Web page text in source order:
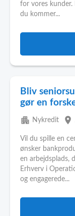
for vores kunder.
du kommer...
Bliv
gør en
apartment Nykredit place
Vil du spille en
ønsker
en arbejdsplads,
Erhverv i
og engagerede...